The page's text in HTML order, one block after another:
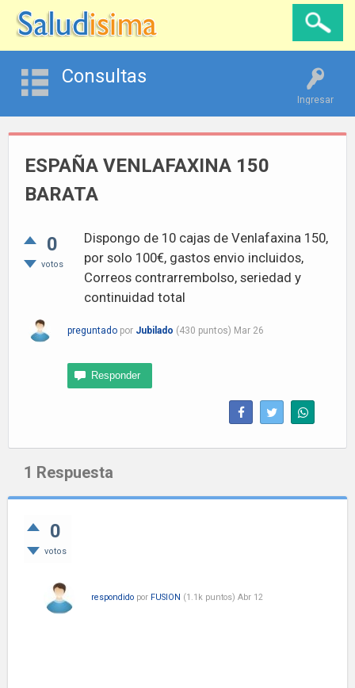
Ingresar
Consultas
ESPAÑA VENLAFAXINA 150
BARATA
0
votos
Dispongo de 10 cajas de Venlafaxina 150,
por solo 100€, gastos envio incluidos,
Correos contrarrembolso, seriedad y
continuidad total
preguntado por Jubilado (430 puntos) Mar 26
1 Respuesta
0
votos
respondido por FUSION (1.1k puntos) Abr 12